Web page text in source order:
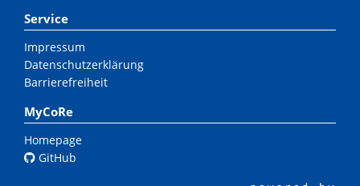
Service
Impressum
Datenschutzerklärung
Barrierefreiheit
MyCoRe
Homepage
GitHub